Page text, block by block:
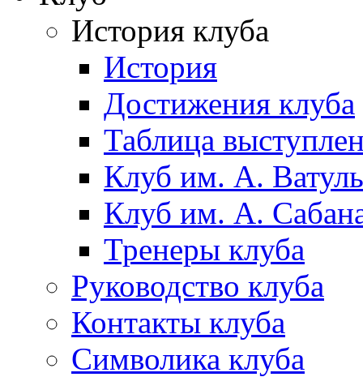
История клуба
История
Достижения клуба
Таблица
Клуб им. А.
Клуб им. А.
Тренеры клуба
Руководство клуба
Контакты клуба
Символика клуба